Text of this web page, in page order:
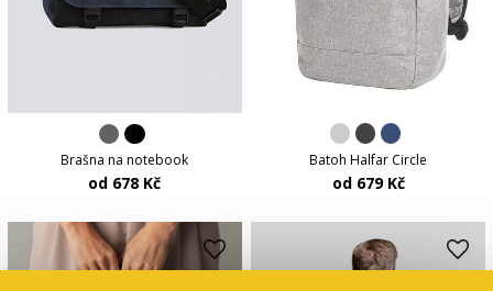
Brašna na notebook
od 678 Kč
Batoh Halfar Circle
od 679 Kč